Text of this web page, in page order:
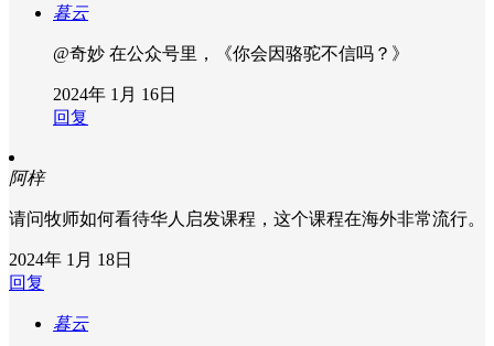
暮云
@奇妙 在公众号里，《你会因骆驼不信吗？》
2024年 1月 16日
回复
阿梓
请问牧师如何看待华人启发课程，这个课程在海外非常流行。
2024年 1月 18日
回复
暮云